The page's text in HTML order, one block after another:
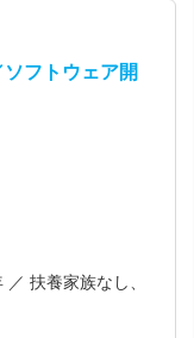
ソフトウェア開